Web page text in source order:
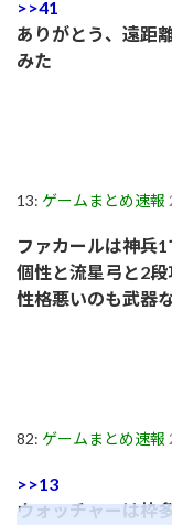
>>41
ありがとう、遠距
みた
13: ゲームまとめ速報
ファカールは神兵
個性と流星弓と2
性格悪いのも武器
82: ゲームまとめ速報
>>13
ウォッチャーは枠